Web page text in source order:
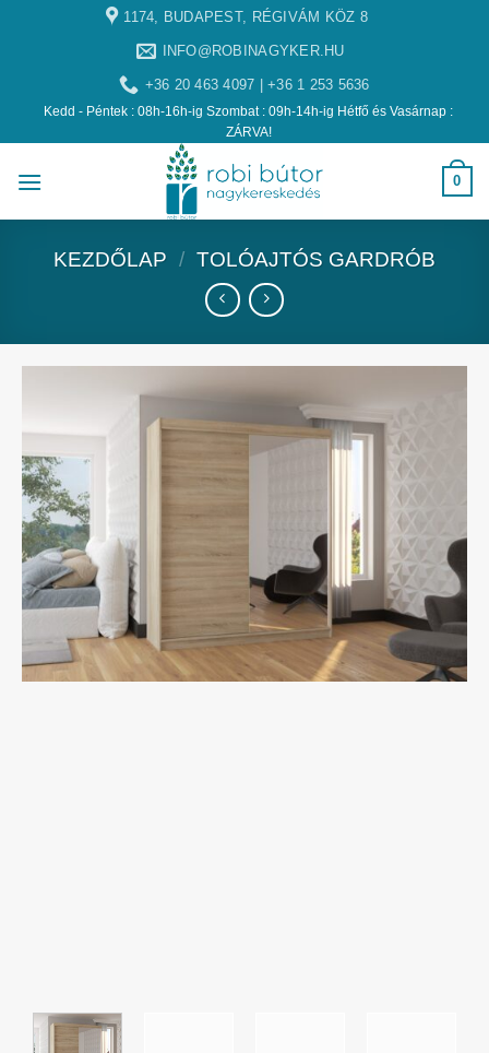
1174, BUDAPEST, RÉGIVÁM KÖZ 8
INFO@ROBINAGYKER.HU
+36 20 463 4097 | +36 1 253 5636
Kedd - Péntek : 08h-16h-ig Szombat : 09h-14h-ig Hétfő és Vasárnap :
ZÁRVA!
0
KEZDŐLAP / TOLÓAJTÓS GARDRÓB